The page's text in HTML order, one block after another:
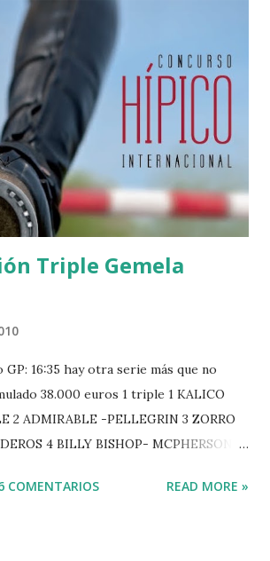
Triple Gemela
16:35 hay otra serie más que no
38.000 euros 1 triple 1 KALICO
2 ADMIRABLE -PELLEGRIN 3 ZORRO
4 BILLY BISHOP- MCPHERSON 5
AMAI M WHITAKER 8 SILVANA DU
COMENTARIOS READ MORE »